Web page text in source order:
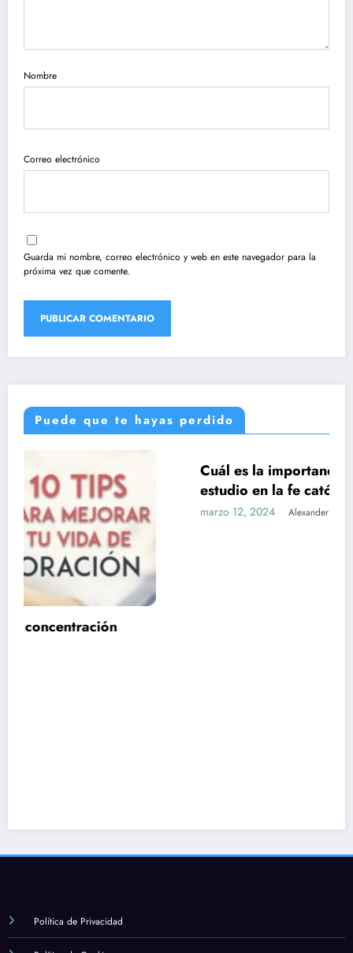
Nombre
Correo electrónico
Guarda mi nombre, correo electrónico y web en este navegador para la
próxima vez que comente.
Puede que te hayas perdido
Cuál es la importancia de la formación y el
estudio en la fe católica
marzo 12, 2024 Alexander
Política de Privacidad